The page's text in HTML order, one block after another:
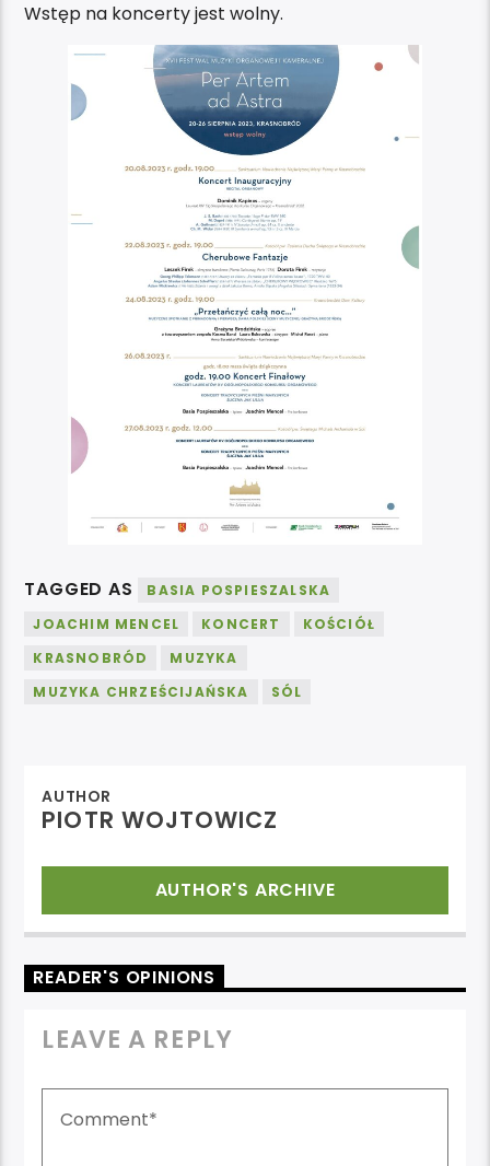
Wstęp na koncerty jest wolny.
TAGGED AS
BASIA POSPIESZALSKA
JOACHIM MENCEL
KONCERT
KOŚCIÓŁ
KRASNOBRÓD
MUZYKA
MUZYKA CHRZEŚCIJAŃSKA
SÓL
AUTHOR
PIOTR WOJTOWICZ
AUTHOR'S ARCHIVE
READER'S OPINIONS
LEAVE A REPLY